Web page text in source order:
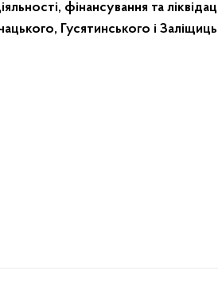
фінансування та
Гусятинського і